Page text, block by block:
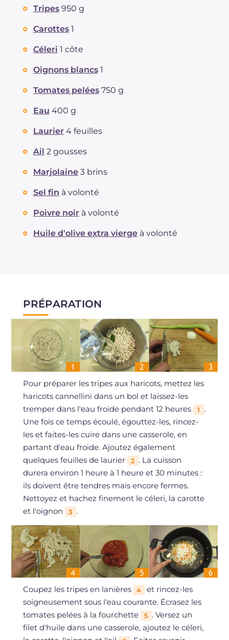
Protéine
dont acides gras saturés
Fibre
Sodium
Tripes 950 g
Carottes 1
Céleri 1 côte
Oignons blancs 1
Tomates pelées 750 g
Eau 400 g
Laurier 4 feuilles
Ail 2 gousses
Marjolaine 3 brins
Sel fin à volonté
Poivre noir à volonté
Huile d'olive extra vierge à volonté
PRÉPARATION
Pour préparer les tripes aux haricots, mettez les
haricots cannellini dans un bol et laissez-les
tremper dans l'eau froide pendant 12 heures
1
.
Une fois ce temps écoulé, égouttez-les, rincez-
les et faites-les cuire dans une casserole, en
partant d'eau froide. Ajoutez également
quelques feuilles de laurier
2 . La cuisson
durera environ 1 heure à 1 heure et 30 minutes :
ils doivent être tendres mais encore fermes.
Nettoyez et hachez finement le céleri, la carotte
et l'oignon
3 .
Coupez les tripes en lanières 4
et rincez-les
soigneusement sous l'eau courante. Écrasez les
tomates pelées à la fourchette
5 . Versez un
filet d'huile dans une casserole, ajoutez le céleri,